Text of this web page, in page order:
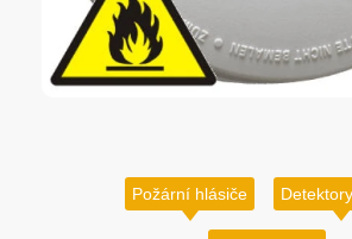
Požární hlásiče